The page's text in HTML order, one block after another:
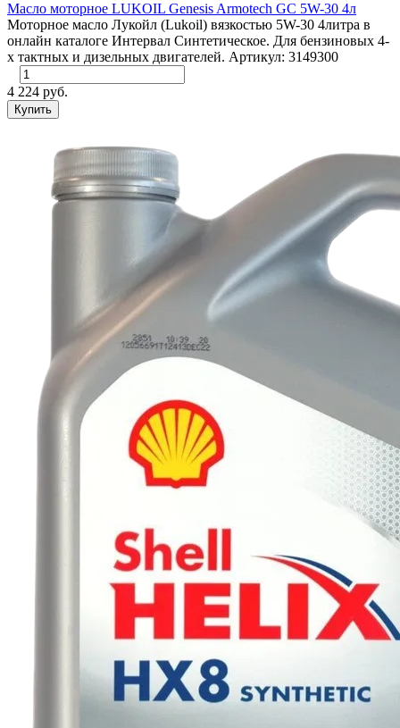
Масло моторное LUKOIL Genesis Armotech GC 5W-30 4л
Моторное масло Лукойл (Lukoil) вязкостью 5W-30 4литра в
онлайн каталоге Интервал Синтетическое. Для бензиновых 4-
х тактных и дизельных двигателей. Артикул: 3149300
4 224 руб.
Купить